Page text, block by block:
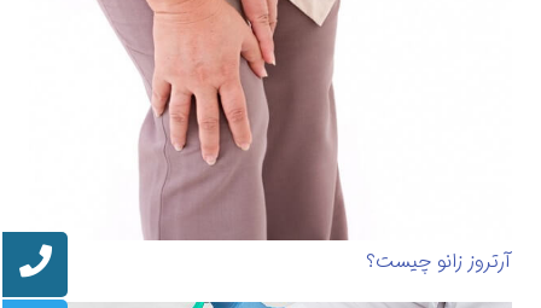
آرتروز زانو چیست؟